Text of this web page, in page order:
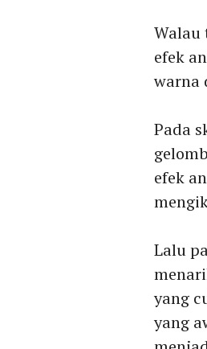
Walau
efek
warna
Pada
efek
Lalu
yang
yang